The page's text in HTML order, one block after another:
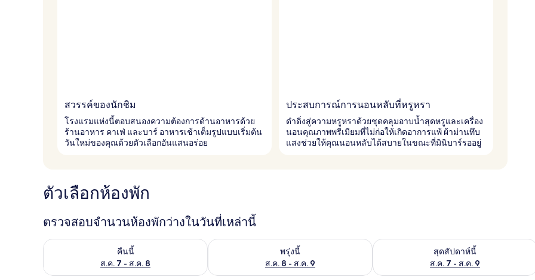
สวรรค์ของนักชิม
โรงแรมแห่งนี้ตอบสนองความต้องการด้านอาหารด้วย
ร้านอาหาร คาเฟ่ และบาร์ อาหารเช้าเต็มรูปแบบเริ่มต้น
วันใหม่ของคุณด้วยตัวเลือกอันแสนอร่อย
ประสบการณ์การนอนหลับที่หรูหรา
ดำดิ่งสู่ความหรูหราด้วยชุดคลุมอาบน้ำสุดหรูและเครื่อง
นอนคุณภาพพรีเมียมที่ไม่ก่อให้เกิดอาการแพ้ ผ้าม่านทึบ
แสงช่วยให้คุณนอนหลับได้สบายในขณะที่มินิบาร์รออยู่
ตัวเลือกห้องพัก
ตรวจสอบจำนวนห้องพักว่างในวันที่เหล่านี้
คืนนี้
ส.ค. 7 - ส.ค. 8
ตรวจสอบจำนวนห้องพักว่างในคืนนี้ ส.ค. 7 - ส.ค. 8
พรุ่งนี้
ส.ค. 8 - ส.ค. 9
ตรวจสอบจำนวนห้องพักว่างในพรุ่งนี้ ส.ค. 8 - ส.ค. 9
สุดสัปดาห์นี้
ส.ค. 7 - ส.ค. 9
ตรวจสอบจำนวนห้องพักว่างในสุดสัปด